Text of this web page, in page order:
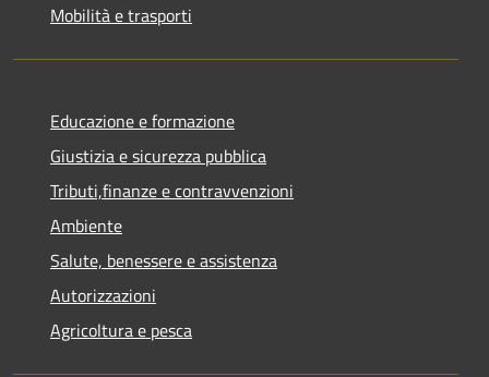
Mobilità e trasporti
Educazione e formazione
Giustizia e sicurezza pubblica
Tributi,finanze e contravvenzioni
Ambiente
Salute, benessere e assistenza
Autorizzazioni
Agricoltura e pesca